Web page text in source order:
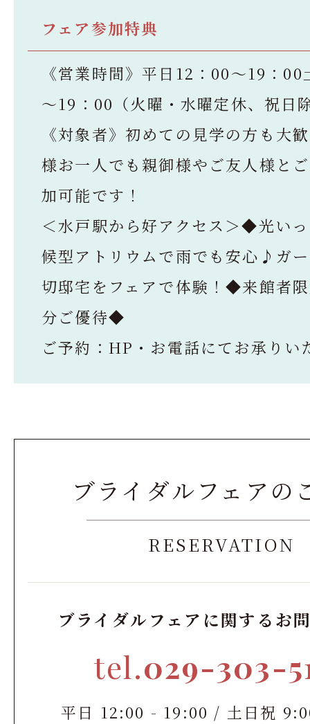
フェア参加特典
《営業時間》平日12：00～19：
～19：00（火曜・水曜定休、祝日
《対象者》初めての見学の方も大
様お一人でも親御様やご友人様と
加可能です！
＜水戸駅から好アクセス＞◆光い
候型アトリウムで雨でも安心♪ガ
切邸宅をフェアで体験！◆来館者
分ご優待◆
ご予約：HP・お電話にてお承りい
ブライダルフェアの
RESERVATION
ブライダルフェアに関するお
tel.029-303-
平日 12:00 - 19:00 / 土日祝